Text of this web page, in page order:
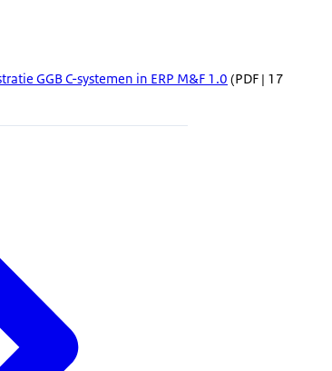
GGB C-systemen in ERP M&F 1.0 (PDF | 17